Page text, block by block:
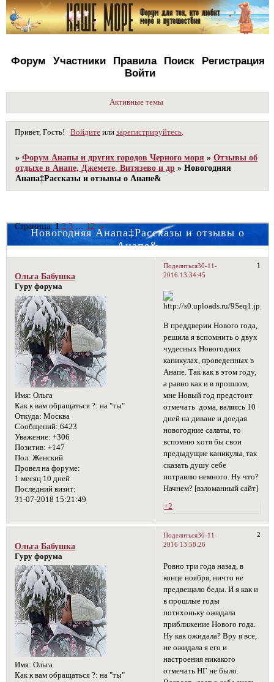
Форум Участники Правила Поиск
Регистрация
Войти
Активные темы
Привет, Гость! Войдите илизарегистрируйтесь
»Форум Анапы и других городов Черного моря »Отзывы об
отдыхе в Анапе, Джемете, Витязево и др »Новогодняя
Анапа‡Рассказы и отзывы о Анапе&
Новогодняя Анапа‡Рассказы и отзывы о
Анапе&
Страница:1 2 3 … 12 »
Поделиться 1
30-11-
2016 13:34:45
Ольга Бабушка
Гуру форума
Имя: Ольга
Как к вам обращаться ?: на "ты"
Откуда: Москва
Сообщений: 6423
Уважение: +306
Позитив: +147
Пол: Женский
Провел на форуме:
1 месяц 10 дней
Последний визит:
31-07-2018 15:21:49
В преддверии Нового года,
решила я вспомнить о двух
чудесных Новогодних
каникулах, проведенных в
Анапе. Так как в этом году,
а равно как и в прошлом,
мне Новый год предстоит
отмечать дома, валяясь 10
дней на диване и доедая
новогодние салаты, то
вспомню хотя бы свои
предыдущие каникулы, так
сказать душу себе
потравлю немного. Ну что?
Начнем? [взломанный сайт]
+2
Поделиться 2
30-11-
2016 13:58:26
Ольга Бабушка
Гуру форума
Имя: Ольга
Как к вам обращаться ?: на "ты"
Ровно три года назад, в
конце ноября, ничто не
предвещало беды. И я как и
в прошлые годы
потихоньку ожидала
приближение Нового года.
Ну как ожидала? Вру я все,
не ожидала я его и
настроения никакого
отмечать НГ не было.